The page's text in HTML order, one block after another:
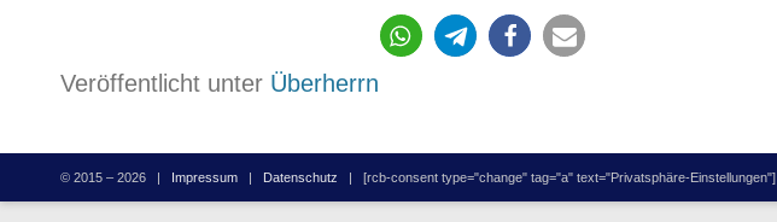
286
Veröffentlicht unter Überherrn
© 2015 – 2026 | Impressum | Datenschutz | [rcb-consent type="change" tag="a" text="Privatsphäre-Einstellungen"]